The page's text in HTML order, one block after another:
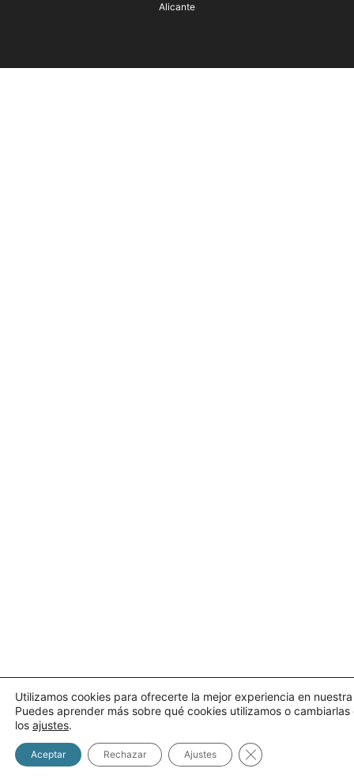
Alicante
Utilizamos cookies para ofrecerte la mejor experiencia en
Puedes aprender más sobre qué cookies utilizamos o cambiarlas
los ajustes.
Aceptar Rechazar Ajustes Cerrar el banner de